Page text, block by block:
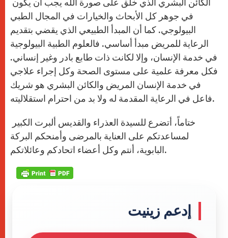
في جوهر كل الأبحاث والخيارات في المجال الطبي
البيولوجي. كما أن المبدأ الطبيعي الذي يقضي بتقديم
الرعاية للمريض مبدأ أساسي. فالعلوم الطبية البيولوجية
في خدمة الإنسان، وإلا لكانت ذات طابع بادر وغير إنساني.
فكل معرفة علمية على مستوى الصحة وكل إجراء علاجي
في خدمة الإنسان المريض والكائن البشري هو شريك
فاعل في الرعاية المقدمة له ولا بد من احترام استقلاليته.
لمساعدتكم على العناية بالمرضى وأمنحكم البركة
البابوية، أنتم وكل أعضاء اتحادكم وعائلاتكم.
إدعم زينيت